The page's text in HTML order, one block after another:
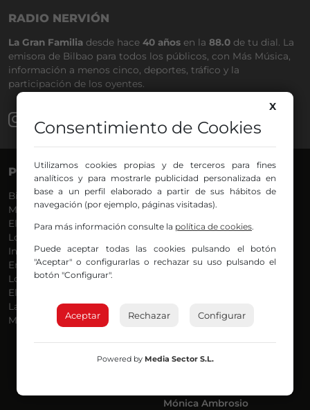
RADIO NERVIÓN
La Gran Familia desde hace 40 años en la 88.0 de tu dial. La
emisora de Bilbao para todos los públicos, con Más Música,
información a menos cinco, deportes, tráfico y la
participación de los oyentes.
PROGRAMAS
Bilbosport
Más Música
El Madrugador
Lo Más Nuevo
Informativos
En Ruta
Locos por la Música
El Supermadrugador
La Mañana de Radio Nervión
Más Madrugada
VOCES
Agurtzane
Belén Ollero
Dani
Eva Argote
Endika
Jon
Luis Carlos
Mónica Ambrosio
X
Consentimiento de Cookies
Utilizamos cookies propias y de terceros para fines
analíticos y para mostrarle publicidad personalizada en
base a un perfil elaborado a partir de sus hábitos de
navegación (por ejemplo, páginas visitadas).
Para más información consulte la política de cookies.
Puede aceptar todas las cookies pulsando el botón
"Aceptar" o configurarlas o rechazar su uso pulsando el
botón "Configurar".
Aceptar Rechazar Configurar
Powered by Media Sector S.L.